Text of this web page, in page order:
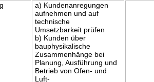
a) Kundenanregungen
aufnehmen und auf
technische
Umsetzbarkeit prüfen
b) Kunden über
bauphysikalische
Zusammenhänge bei
Planung, Ausführung und
Betrieb von Ofen- und
Luft-